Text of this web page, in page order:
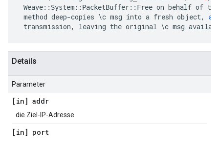
Weave:: System:: PacketBuffer:: Free on behalf of the
method deep-copies \c msg into a fresh object,
transmission, leaving the original \c msg
Details
Parameter
[in] addr
die Ziel-IP-Adresse
[in] port